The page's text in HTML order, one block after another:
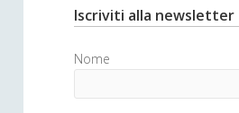
i
t
c
b
u
u
S
i
Iscriviti alla newsletter
Nome